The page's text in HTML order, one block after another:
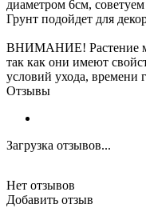
диаметром 6см,
Грунт подойдет для
ВНИМАНИЕ! Растение
так как они имеют
условий ухода, времени
Отзывы
Загрузка отзывов...
Нет отзывов
Добавить отзыв